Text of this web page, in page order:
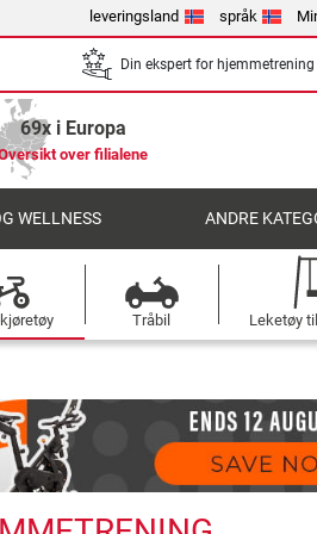
leveringsland språk
Din ekspert for
69x i Europa
over filialene
WELLNESS ANDRE
Tråbil Leketøy